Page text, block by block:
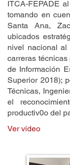
ITCA-FEPADE
tomando en
Santa Ana,
ubicados
nivel nacional
carreras
de Información
Superior 2018);
Técnicas,
el
productiv0o del
Ver vídeo